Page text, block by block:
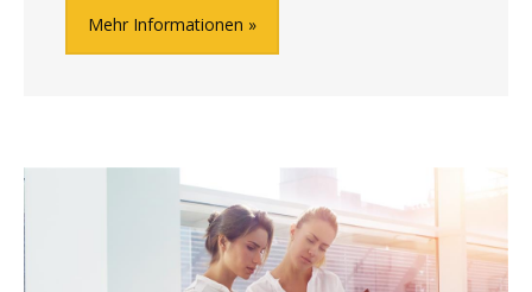
Mehr Informationen